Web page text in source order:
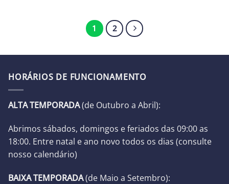
1 2
HORÁRIOS DE FUNCIONAMENTO
ALTA TEMPORADA(de Outubro a Abril):
Abrimos sábados, domingos e feriados das 09:00 as
18:00. Entre natal e ano novo todos os dias (consulte
nosso calendário)
BAIXA TEMPORADA(de Maio a Setembro):